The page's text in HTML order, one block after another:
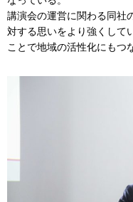
講演会の運営に関わる同社
対する思いをより強くして
ことで地域の活性化にもつ